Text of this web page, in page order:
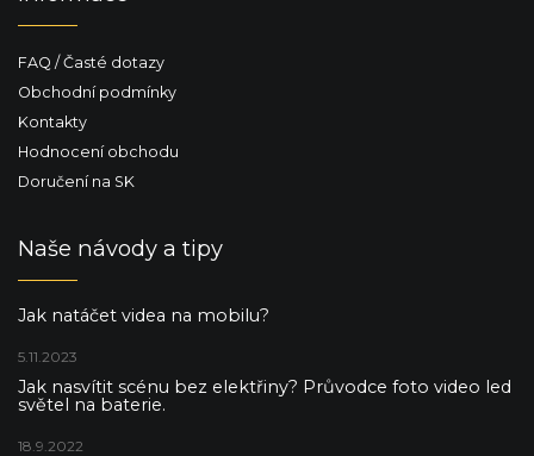
FAQ / Časté dotazy
Obchodní podmínky
Kontakty
Hodnocení obchodu
Doručení na SK
Naše návody a tipy
Jak natáčet videa na mobilu?
5.11.2023
Jak nasvítit scénu bez elektřiny? Průvodce foto video led
světel na baterie.
18.9.2022